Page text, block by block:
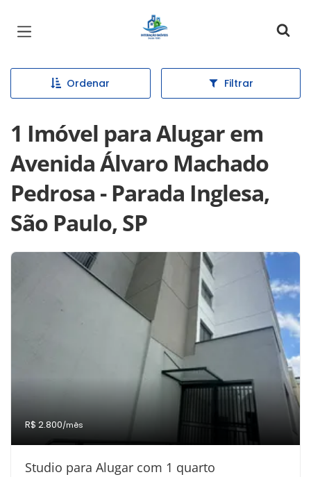
Página inicial
Ordenar Filtrar
1 Imóvel para Alugar em
Avenida Álvaro Machado
Pedrosa - Parada Inglesa,
São Paulo, SP
R$ 2.800/mês
Studio para Alugar com 1 quarto